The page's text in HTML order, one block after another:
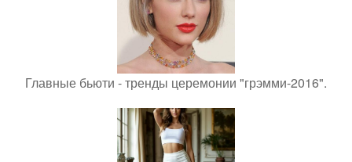
Главные бьюти - тренды церемонии "грэмми-2016".